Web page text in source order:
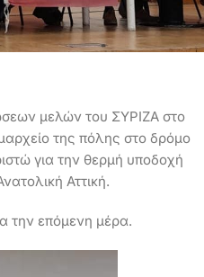
μελών του ΣΥΡΙΖΑ στο
της πόλης στο δρόμο
για την θερμή υποδοχή
Αττική.
την επόμενη μέρα.